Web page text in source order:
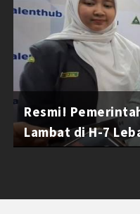
Resmi!
Lambat di H-7